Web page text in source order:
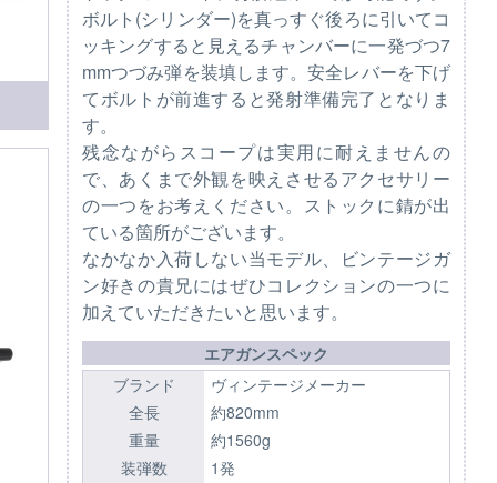
ボルト(シリンダー)を真っすぐ後ろに引いてコ
ッキングすると見えるチャンバーに一発づつ7
mmつづみ弾を装填します。安全レバーを下げ
てボルトが前進すると発射準備完了となりま
す。
残念ながらスコープは実用に耐えませんの
で、あくまで外観を映えさせるアクセサリー
の一つをお考えください。ストックに錆が出
ている箇所がございます。
なかなか入荷しない当モデル、ビンテージガ
ン好きの貴兄にはぜひコレクションの一つに
加えていただきたいと思います。
エアガンスペック
ブランド
ヴィンテージメーカー
全長
約820mm
重量
約1560g
装弾数
1発